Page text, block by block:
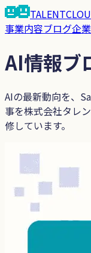
事業内容ブログ企
AI情報ブ
AIの最新動向を、
事を株式会社タレ
修しています。